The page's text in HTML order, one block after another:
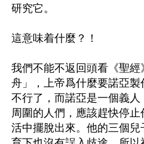
研究它。
這意味着什麼？！
我們不能不返回頭看《聖
舟」，上帝爲什麼要諾亞
不行了，而諾亞是一個義
周圍的人們，應該趕快停
活中擺脫出來。他的三個